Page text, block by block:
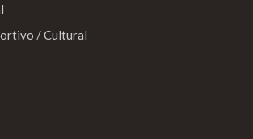
/ Cultural